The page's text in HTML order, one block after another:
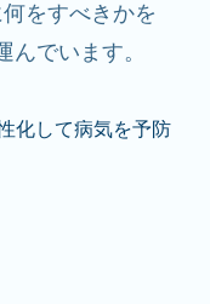
をすべきかを
でいます。